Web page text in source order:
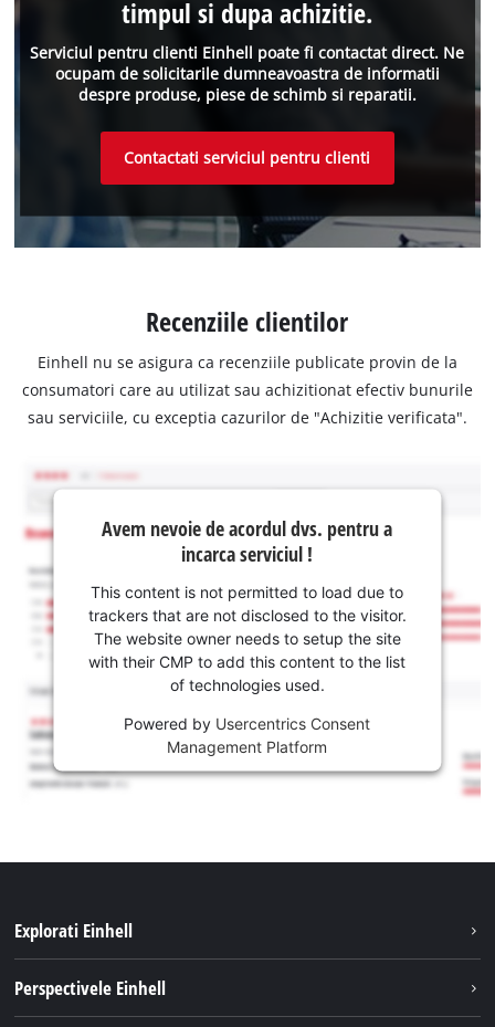
Serviciul pentru clienti Einhell poate fi contactat direct. Ne
ocupam de solicitarile dumneavoastra de informatii
despre produse, piese de schimb si reparatii.
timpul si dupa achizitie.
Contactati serviciul pentru clienti
Recenziile clientilor
Einhell nu se asigura ca recenziile publicate provin de la
consumatori care au utilizat sau achizitionat efectiv bunurile
sau serviciile, cu exceptia cazurilor de "Achizitie verificata".
Avem nevoie de acordul dvs. pentru a
incarca serviciul !
This content is not permitted to load due to
trackers that are not disclosed to the visitor.
The website owner needs to setup the site
with their CMP to add this content to the list
of technologies used.
Powered by Usercentrics Consent
Management Platform
Explorati Einhell
Perspectivele Einhell